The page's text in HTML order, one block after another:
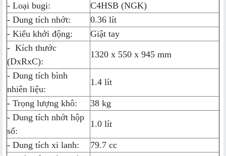
- Loại bugi:
C4HSB (NGK)
- Dung tích nhớt:
0.36 lít
- Kiểu khởi động:
Giật tay
- Kích thước
(DxRxC):
1320 x 550 x 945 mm
- Dung tích bình
nhiên liệu:
1.4 lít
- Trọng lượng khô:
38 kg
- Dung tích nhớt hộp
số:
1.0 lít
- Dung tích xi lanh:
79.7 cc